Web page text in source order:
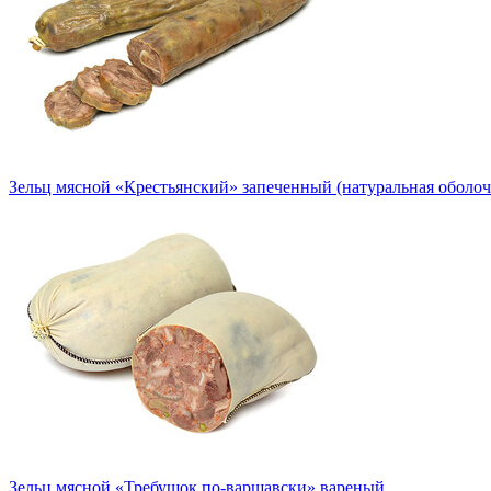
Зельц мясной «Крестьянский» запеченный (натуральная
Зельц мясной «Требушок по-варшавски» вареный